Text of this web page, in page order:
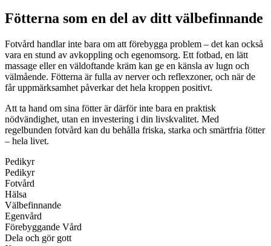
Fötterna som en del av ditt välbefinnande
Fotvård handlar inte bara om att förebygga problem – det kan också
vara en stund av avkoppling och egenomsorg. Ett fotbad, en lätt
massage eller en väldoftande kräm kan ge en känsla av lugn och
välmående. Fötterna är fulla av nerver och reflexzoner, och när de
får uppmärksamhet påverkar det hela kroppen positivt.
Att ta hand om sina fötter är därför inte bara en praktisk
nödvändighet, utan en investering i din livskvalitet. Med
regelbunden fotvård kan du behålla friska, starka och smärtfria fötter
– hela livet.
Pedikyr
Pedikyr
Fotvård
Hälsa
Välbefinnande
Egenvård
Förebyggande Vård
Dela och gör gott